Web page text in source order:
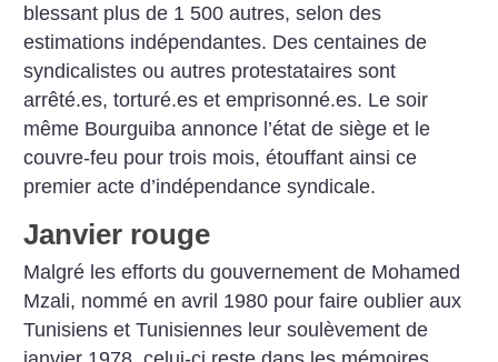
blessant plus de 1 500 autres, selon des
estimations indépendantes. Des centaines de
syndicalistes ou autres protestataires sont
arrêté.es, torturé.es et emprisonné.es. Le soir
même Bourguiba annonce l’état de siège et le
couvre-feu pour trois mois, étouffant ainsi ce
premier acte d’indépendance syndicale.
Janvier rouge
Malgré les efforts du gouvernement de Mohamed
Mzali, nommé en avril 1980 pour faire oublier aux
Tunisiens et Tunisiennes leur soulèvement de